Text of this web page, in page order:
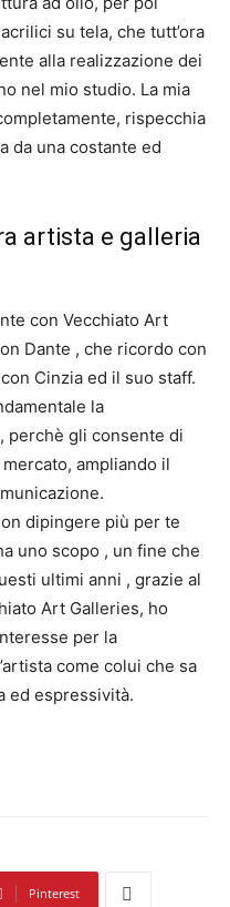
su tela, che tutt’ora
alla realizzazione dei
nel mio studio. La mia
rispecchia
da una costante ed
artista e galleria
con Vecchiato Art
Dante , che ricordo con
Cinzia ed il suo staff.
la
perchè gli consente di
ampliando il
dipingere più per te
uno scopo , un fine che
ultimi anni , grazie al
Art Galleries, ho
per la
come colui che sa
ed espressività.
Pinterest